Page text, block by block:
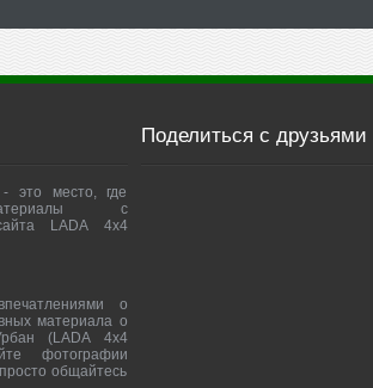
это место, где
с
LADA 4x4
о
материала о
(LADA 4x4
фотографии
общайтесь
Поделиться с друзьями